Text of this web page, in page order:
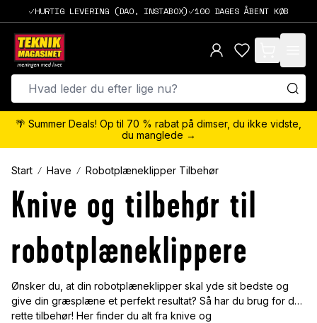
HURTIG LEVERING (DAO, INSTABOX) 100 DAGES ÅBENT KØB
items in cart,
🌴 Summer Deals! Op til 70 % rabat på dimser, du ikke vidste,
du manglede →
Start Have Robotplæneklipper Tilbehør
Knive og tilbehør til
robotplæneklippere
Ønsker du, at din robotplæneklipper skal yde sit bedste og
give din græsplæne et perfekt resultat? Så har du brug for det
rette tilbehør! Her finder du alt fra knive og